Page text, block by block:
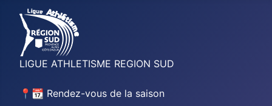
LIGUE ATHLETISME REGION SUD
📍📆 Rendez-vous de la saison